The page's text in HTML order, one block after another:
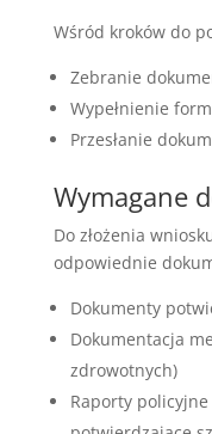
Wśród kroków do
Zebranie
Wypełnienie
Przesłanie
Wymagane
Do złożenia
odpowiednie
Dokumenty
Dokumentacja
zdrowotnych)
Raporty